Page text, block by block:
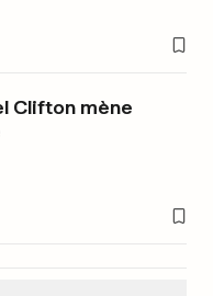
Clifton mène